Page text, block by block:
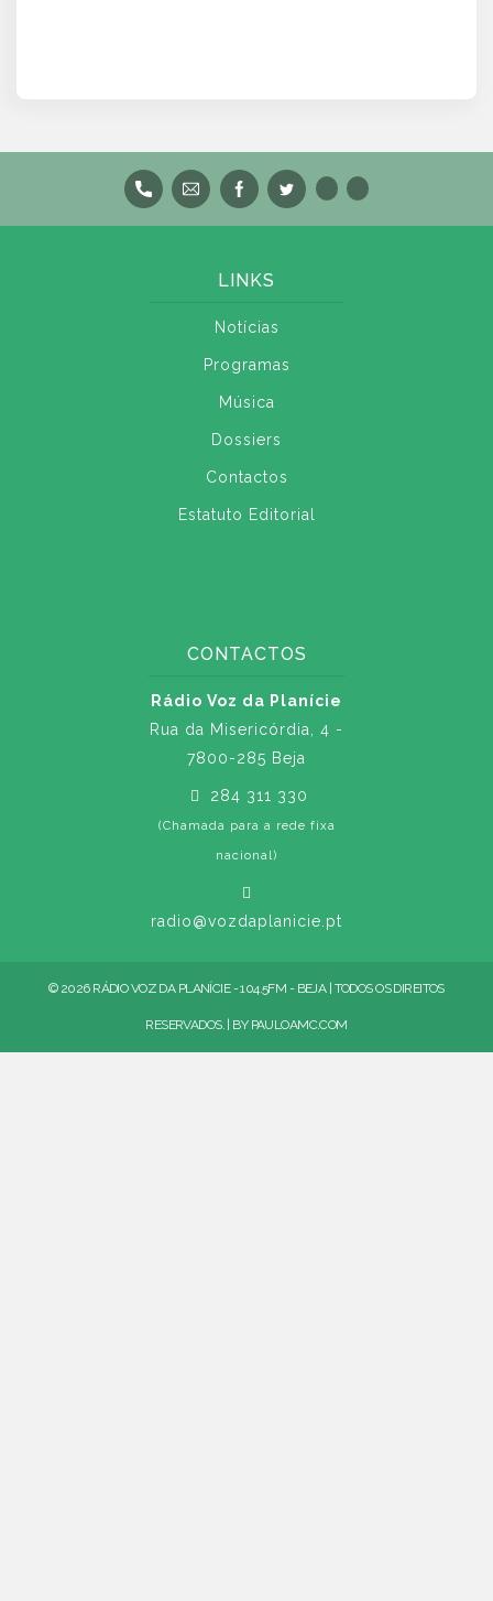
LINKS
Notícias
Programas
Música
Dossiers
Contactos
Estatuto Editorial
CONTACTOS
Rádio Voz da Planície
Rua da Misericórdia, 4 -
7800-285 Beja
284 311 330
(Chamada para a rede fixa
nacional)
radio@vozdaplanicie.pt
© 2026 RÁDIO VOZ DA PLANÍCIE - 104.5FM - BEJA | TODOS OS DIREITOS
RESERVADOS. | BY PAULOAMC.COM